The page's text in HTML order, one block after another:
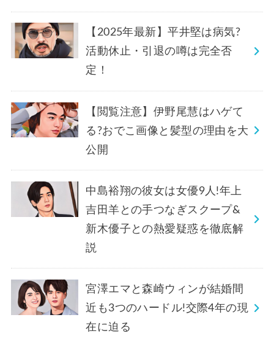
【2025年最新】平井堅は病気?
活動休止・引退の噂は完全否
定！
【閲覧注意】伊野尾慧はハゲて
る?おでこ画像と髪型の理由を大
公開
中島裕翔の彼女は女優9人!年上
吉田羊との手つなぎスクープ&
新木優子との熱愛疑惑を徹底解
説
宮澤エマと森崎ウィンが結婚間
近も3つのハードル!交際4年の現
在に迫る